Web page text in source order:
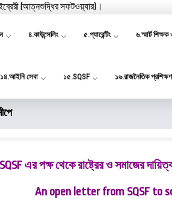
(আত্নশুদ্ধির সফটওয়্যার)।
৪.কাউন্সেলিং ৫.প্যারেন্টিং ৬.স্মার্ট
১৪.আইনি সেবা ১৫.SQSF ১৬.রাজনৈতিক প্রশিক্ষণ
SQSF এর পক্ষ থেকে রাষ্ট্রের ও সমাজের
An open letter from SQSF to